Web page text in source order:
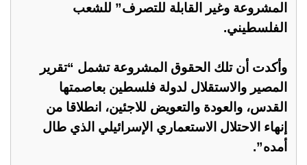
المشروعة وغير القابلة للتصرف” للشعب
الفلسطيني.
وأكدت أن تلك الحقوق المشروعة تشمل “تقرير
المصير والاستقلال لدولة فلسطين بعاصمتها
القدس، والعودة والتعويض للاجئين، انطلاقا من
إنهاء الاحتلال الاستعماري الإسرائيلي الذي طال
أمده”.